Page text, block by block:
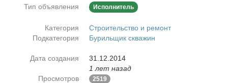
Тип объявления Исполнитель
Категория
Строительство и ремонт
Подкатегория
Бурильщик скважин
Дата создания
31.12.2014
1 лет назад
Просмотров
2519